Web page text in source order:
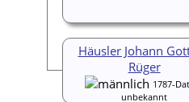
Häusler Johann
Rüger
1787-
unbekannt